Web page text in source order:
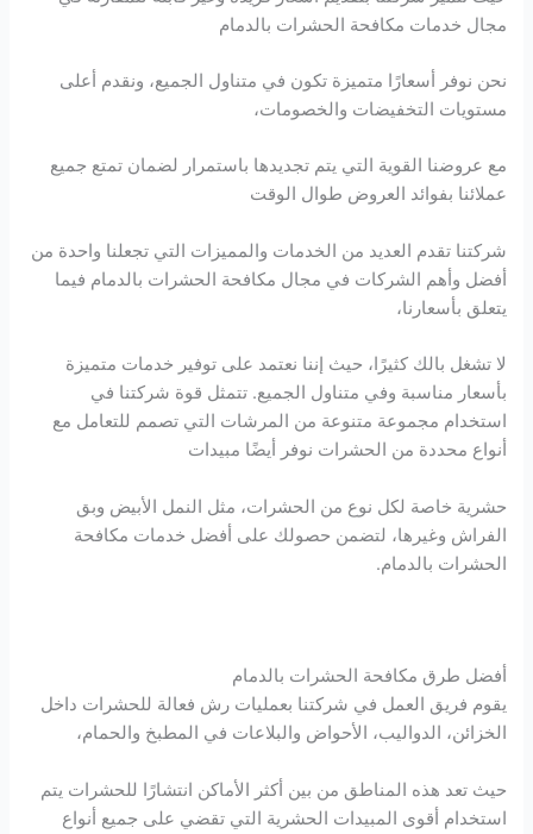
مجال خدمات مكافحة الحشرات بالدمام
نحن نوفر أسعارًا متميزة تكون في متناول الجميع، ونقدم أعلى
مستويات التخفيضات والخصومات،
مع عروضنا القوية التي يتم تجديدها باستمرار لضمان تمتع جميع
عملائنا بفوائد العروض طوال الوقت
شركتنا تقدم العديد من الخدمات والمميزات التي تجعلنا واحدة من
أفضل وأهم الشركات في مجال مكافحة الحشرات بالدمام فيما
يتعلق بأسعارنا،
لا تشغل بالك كثيرًا، حيث إننا نعتمد على توفير خدمات متميزة
بأسعار مناسبة وفي متناول الجميع. تتمثل قوة شركتنا في
استخدام مجموعة متنوعة من المرشات التي تصمم للتعامل مع
أنواع محددة من الحشرات نوفر أيضًا مبيدات
حشرية خاصة لكل نوع من الحشرات، مثل النمل الأبيض وبق
الفراش وغيرها، لتضمن حصولك على أفضل خدمات مكافحة
الحشرات بالدمام.
أفضل طرق مكافحة الحشرات بالدمام
يقوم فريق العمل في شركتنا بعمليات رش فعالة للحشرات داخل
الخزائن، الدواليب، الأحواض والبلاعات في المطبخ والحمام،
حيث تعد هذه المناطق من بين أكثر الأماكن انتشارًا للحشرات يتم
استخدام أقوى المبيدات الحشرية التي تقضي على جميع أنواع